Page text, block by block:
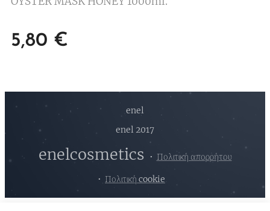
5,80 €
enel
enel 2017
enelcosmetics Πολιτική απορρήτου
Πολιτική cookie